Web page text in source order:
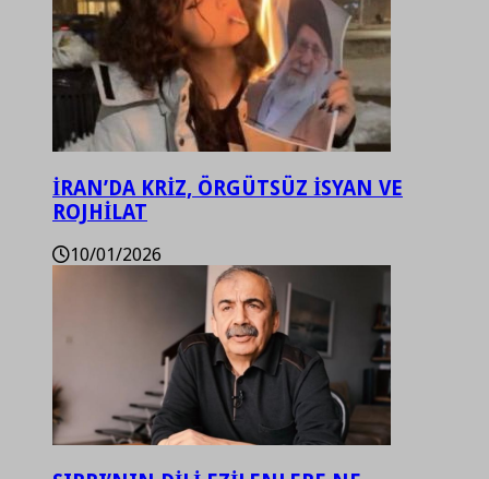
İRAN’DA KRİZ, ÖRGÜTSÜZ İSYAN VE
ROJHİLAT
10/01/2026